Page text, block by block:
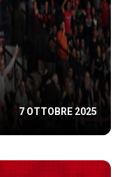
7 OTTOBRE 2025